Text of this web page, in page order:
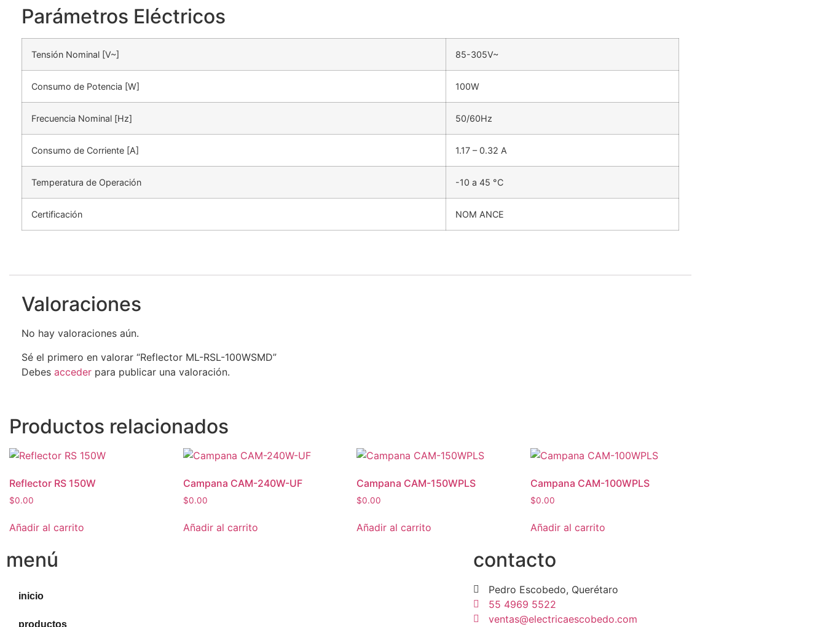
Parámetros Eléctricos
Tensión Nominal [V~] 85-305V~
Consumo de Potencia [W] 100W
Frecuencia Nominal [Hz] 50/60Hz
Consumo de Corriente [A] 1.17 – 0.32 A
Temperatura de Operación -10 a 45 °C
Certificación NOM ANCE
Valoraciones
No hay valoraciones aún.
Sé el primero en valorar “Reflector ML-RSL-100WSMD”
Debes acceder para publicar una valoración.
Productos relacionados
Reflector RS 150W
$0.00
Añadir al carrito
Campana CAM-240W-UF
$0.00
Añadir al carrito
Campana CAM-150WPLS
$0.00
Añadir al carrito
Campana CAM-100WPLS
$0.00
Añadir al carrito
menú
inicio
productos
contacto
Pedro Escobedo, Querétaro
55 4969 5522
ventas@electricaescobedo.com